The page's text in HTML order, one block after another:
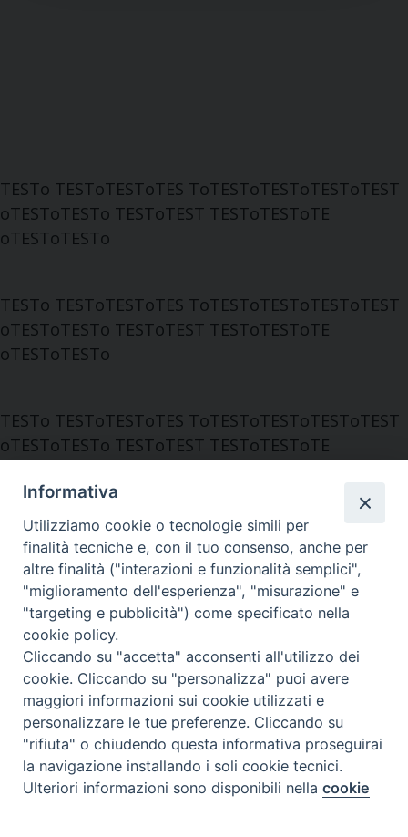
TESTo TESToTESToTES ToTESToTESToTESToTEST
oTESToTESTo TESToTEST TESToTESToTE
oTESToTESTo
TESTo TESToTESToTES ToTESToTESToTESToTEST
oTESToTESTo TESToTEST TESToTESToTE
oTESToTESTo
TESTo TESToTESToTES ToTESToTESToTESToTEST
oTESToTESTo TESToTEST TESToTESToTE
Indirizzo
Viale Ludovico Ariosto, 13
50124 Firenze
Preferenze Cookie
Informativa
Utilizziamo cookie o tecnologie simili per
finalità tecniche e, con il tuo consenso, anche per
altre finalità ("interazioni e funzionalità semplici",
"miglioramento dell'esperienza", "misurazione" e
"targeting e pubblicità") come specificato nella
cookie policy.
Cliccando su "accetta" acconsenti all'utilizzo dei
cookie. Cliccando su "personalizza" puoi avere
maggiori informazioni sui cookie utilizzati e
personalizzare le tue preferenze. Cliccando su
"rifiuta" o chiudendo questa informativa proseguirai
la navigazione installando i soli cookie tecnici.
Ulteriori informazioni sono disponibili nellacookie